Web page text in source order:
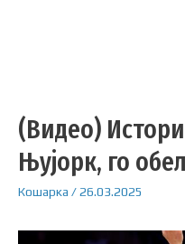
(Видео)
Њујорк, го
Кошарка /26.03.2025